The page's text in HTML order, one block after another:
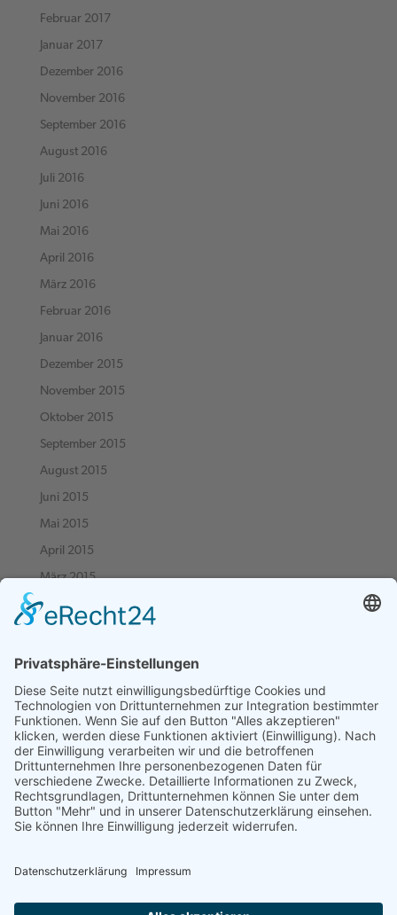
Februar 2017
Januar 2017
Dezember 2016
November 2016
September 2016
August 2016
Juli 2016
Juni 2016
Mai 2016
April 2016
März 2016
Februar 2016
Januar 2016
Dezember 2015
November 2015
Oktober 2015
September 2015
August 2015
Juni 2015
Mai 2015
April 2015
März 2015
Februar 2015
Dezember 2014
November 2014
Oktober 2014
September 2014
August 2014
Juni 2014
März 2014
Juni 2013